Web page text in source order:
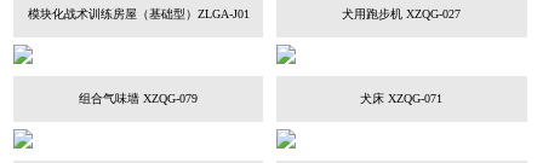
模块化战术训练房屋（基础型）ZLGA-J01 犬用跑步机 XZQG-027
组合气味墙 XZQG-079 犬床 XZQG-071